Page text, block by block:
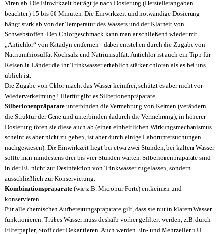
Viren ab. Die Einwirkzeit beträgt je nach Dosierung (Herstellerangaben
beachten) 15 bis 60 Minuten. Die Einwirkzeit und notwändige Dosierung
hängt stark ab von der Temperatur des Wassers und der Klarheit von
Schwebstoffen. Den Chlorgeschmack kann man anschließend wieder mit
„Antichlor“ von Katadyn entfernen - dabei entstehen durch die Zugabe von
Natriumthiosulfat Kochsalz und Natriumsulfat. Antichlor ist auch ein Tipp für
Reisen in Länder die ihr Trinkwasser erheblich stärker chloren als es bei uns
üblich ist.
Die Zugabe von Chlor macht das Wasser keimfrei, schützt es aber nicht vor
Wiederverkeimung ! Hierfür gibt es Silberionenpräparate.
Silberionenpräparate unterbinden die Vermehrung von Keimen (verändern
die Struktur der Gene und unterbinden dadurch die Vermehrung), in höherer
Dosierung töten sie diese auch ab (einen einheitlichen Wirkungsmechanismus
scheint es aber nicht zu geben, ist aber durch einige Laboruntersuchungen
nachgewiesen). Die Einwirkzeit liegt bei etwa zwei Stunden, bei kaltem Wasser
sollte man mindestens drei bis vier Stunden warten. Silberionenpräparate sind
in der EU nicht zur Desinfektion von Trinkwasser zugelassen, sondern
ausschließlich zur Konservierung.
Kombinationspräparate (wie z.B. Micropur Forte) entkeimen und
konservieren.
Für alle chemischen Aufbereitungspräparate gilt, dass sie nur in klarem Wasser
funktionieren. Trübes Wasser muss deshalb vorher gefiltert werden, z.B. durch
Filterpapier, Stoff oder Dekantieren. Auch werden Ein- und Mehrzeller u.U.